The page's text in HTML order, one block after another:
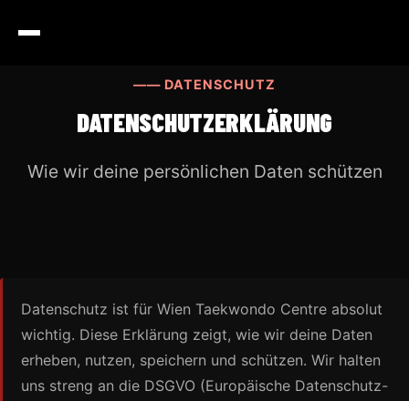
—— DATENSCHUTZ
DATENSCHUTZERKLÄRUNG
Wie wir deine persönlichen Daten schützen
Datenschutz ist für Wien Taekwondo Centre absolut
wichtig. Diese Erklärung zeigt, wie wir deine Daten
erheben, nutzen, speichern und schützen. Wir halten
uns streng an die DSGVO (Europäische Datenschutz-